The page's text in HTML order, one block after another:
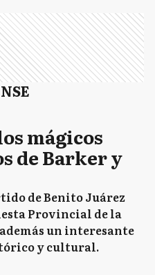
mágicos
de Barker y
de Benito Juárez
Provincial de la
un interesante
y cultural.